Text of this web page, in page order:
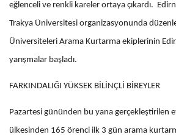
eğlenceli ve renkli kareler ortaya çıkardı.
Trakya Üniversitesi organizasyonunda
Üniversiteleri Arama Kurtarma ekiplerinin
yarışmalar başladı.
FARKINDALIĞI YÜKSEK BİLİNÇLİ BİREYLER
Pazartesi gününden bu yana gerçekleştirilen
ülkesinden 165 örenci ilk 3 gün arama